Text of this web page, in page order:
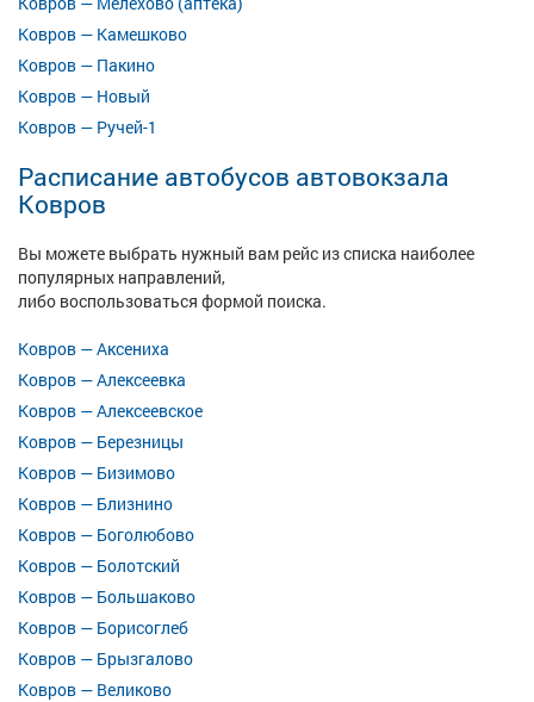
Ковров — Камешково
Ковров — Пакино
Ковров — Новый
Ковров — Ручей-1
Расписание автобусов автовокзала
Ковров
Вы можете выбрать нужный вам рейс из списка наиболее
популярных направлений,
либо воспользоваться формой поиска.
Ковров — Аксениха
Ковров — Алексеевка
Ковров — Алексеевское
Ковров — Березницы
Ковров — Бизимово
Ковров — Близнино
Ковров — Боголюбово
Ковров — Болотский
Ковров — Большаково
Ковров — Борисоглеб
Ковров — Брызгалово
Ковров — Великово